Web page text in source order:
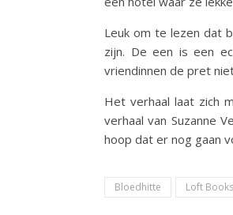
Leuk om te lezen dat
zijn. De een is een
vriendinnen de pret
Het verhaal laat zich
verhaal van Suzanne
hoop dat er nog gaan
Bloedhitte Loft Books